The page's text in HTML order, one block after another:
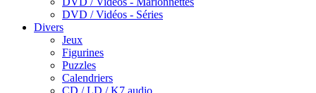
DVD / Vidéos - Séries
Divers
Jeux
Figurines
Puzzles
Calendriers
CD / LD / K7 audio